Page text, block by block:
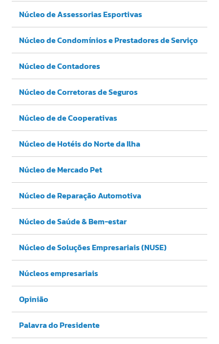
Núcleo de Assessorias Esportivas
Núcleo de Condomínios e Prestadores de Serviço
Núcleo de Contadores
Núcleo de Corretoras de Seguros
Núcleo de de Cooperativas
Núcleo de Hotéis do Norte da Ilha
Núcleo de Mercado Pet
Núcleo de Reparação Automotiva
Núcleo de Saúde & Bem-estar
Núcleo de Soluções Empresariais (NUSE)
Núcleos empresariais
Opinião
Palavra do Presidente